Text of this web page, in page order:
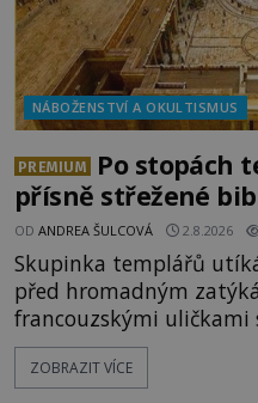
NÁBOŽENSTVÍ A OKULTISMUS
PREMIUM
Po stopách
přísně střežené
OD ANDREA ŠULCOVÁ 2.8.2026
Skupinka templářů
před hromadným
francouzskými uličkami
přístavu. Jeden z nich
tajemným obsahem. Kapitán lodi už na ně čeká.
ZOBRAZIT VÍCE